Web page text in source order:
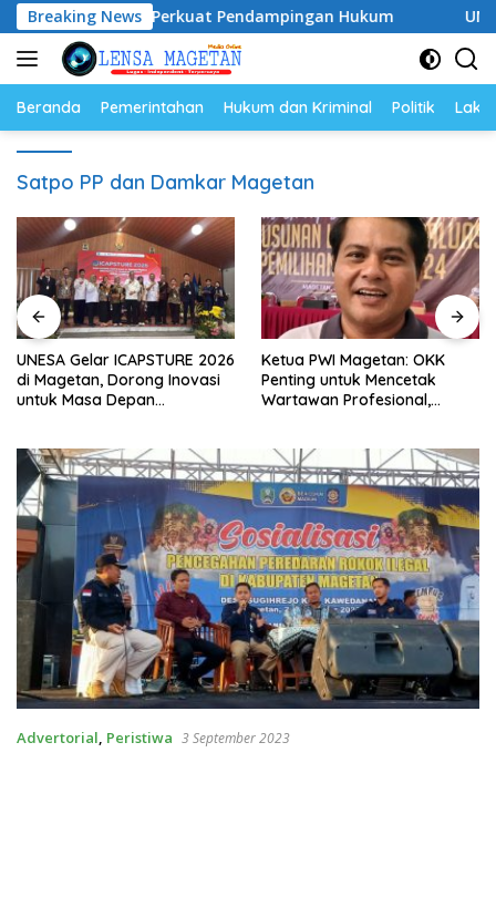
Langsung
ke
konten
Breaking News
Siap Perkuat Pendampingan Hukum UNESA
Beranda Pemerintahan Hukum dan Kriminal Politik
Satpo PP dan Damkar Magetan
UNESA Gelar ICAPSTURE 2026
di Magetan, Dorong Inovasi
untuk Masa Depan
Ketua PWI Magetan: OKK
Penting untuk Mencetak
Wartawan Profesional,
Advertorial, Peristiwa 3 September 2023